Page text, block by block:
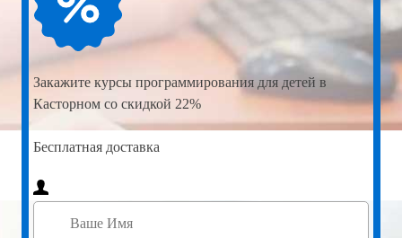
Закажите курсы программирования для детей в
Касторном со скидкой 22%
Бесплатная доставка